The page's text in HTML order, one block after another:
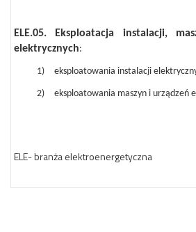
ELE.05. Eksploatacja instalacji,
elektrycznych:
1) eksploatowania instalacji
2) eksploatowania maszyn i urządzeń
ELE- branża elektroenergetyczna